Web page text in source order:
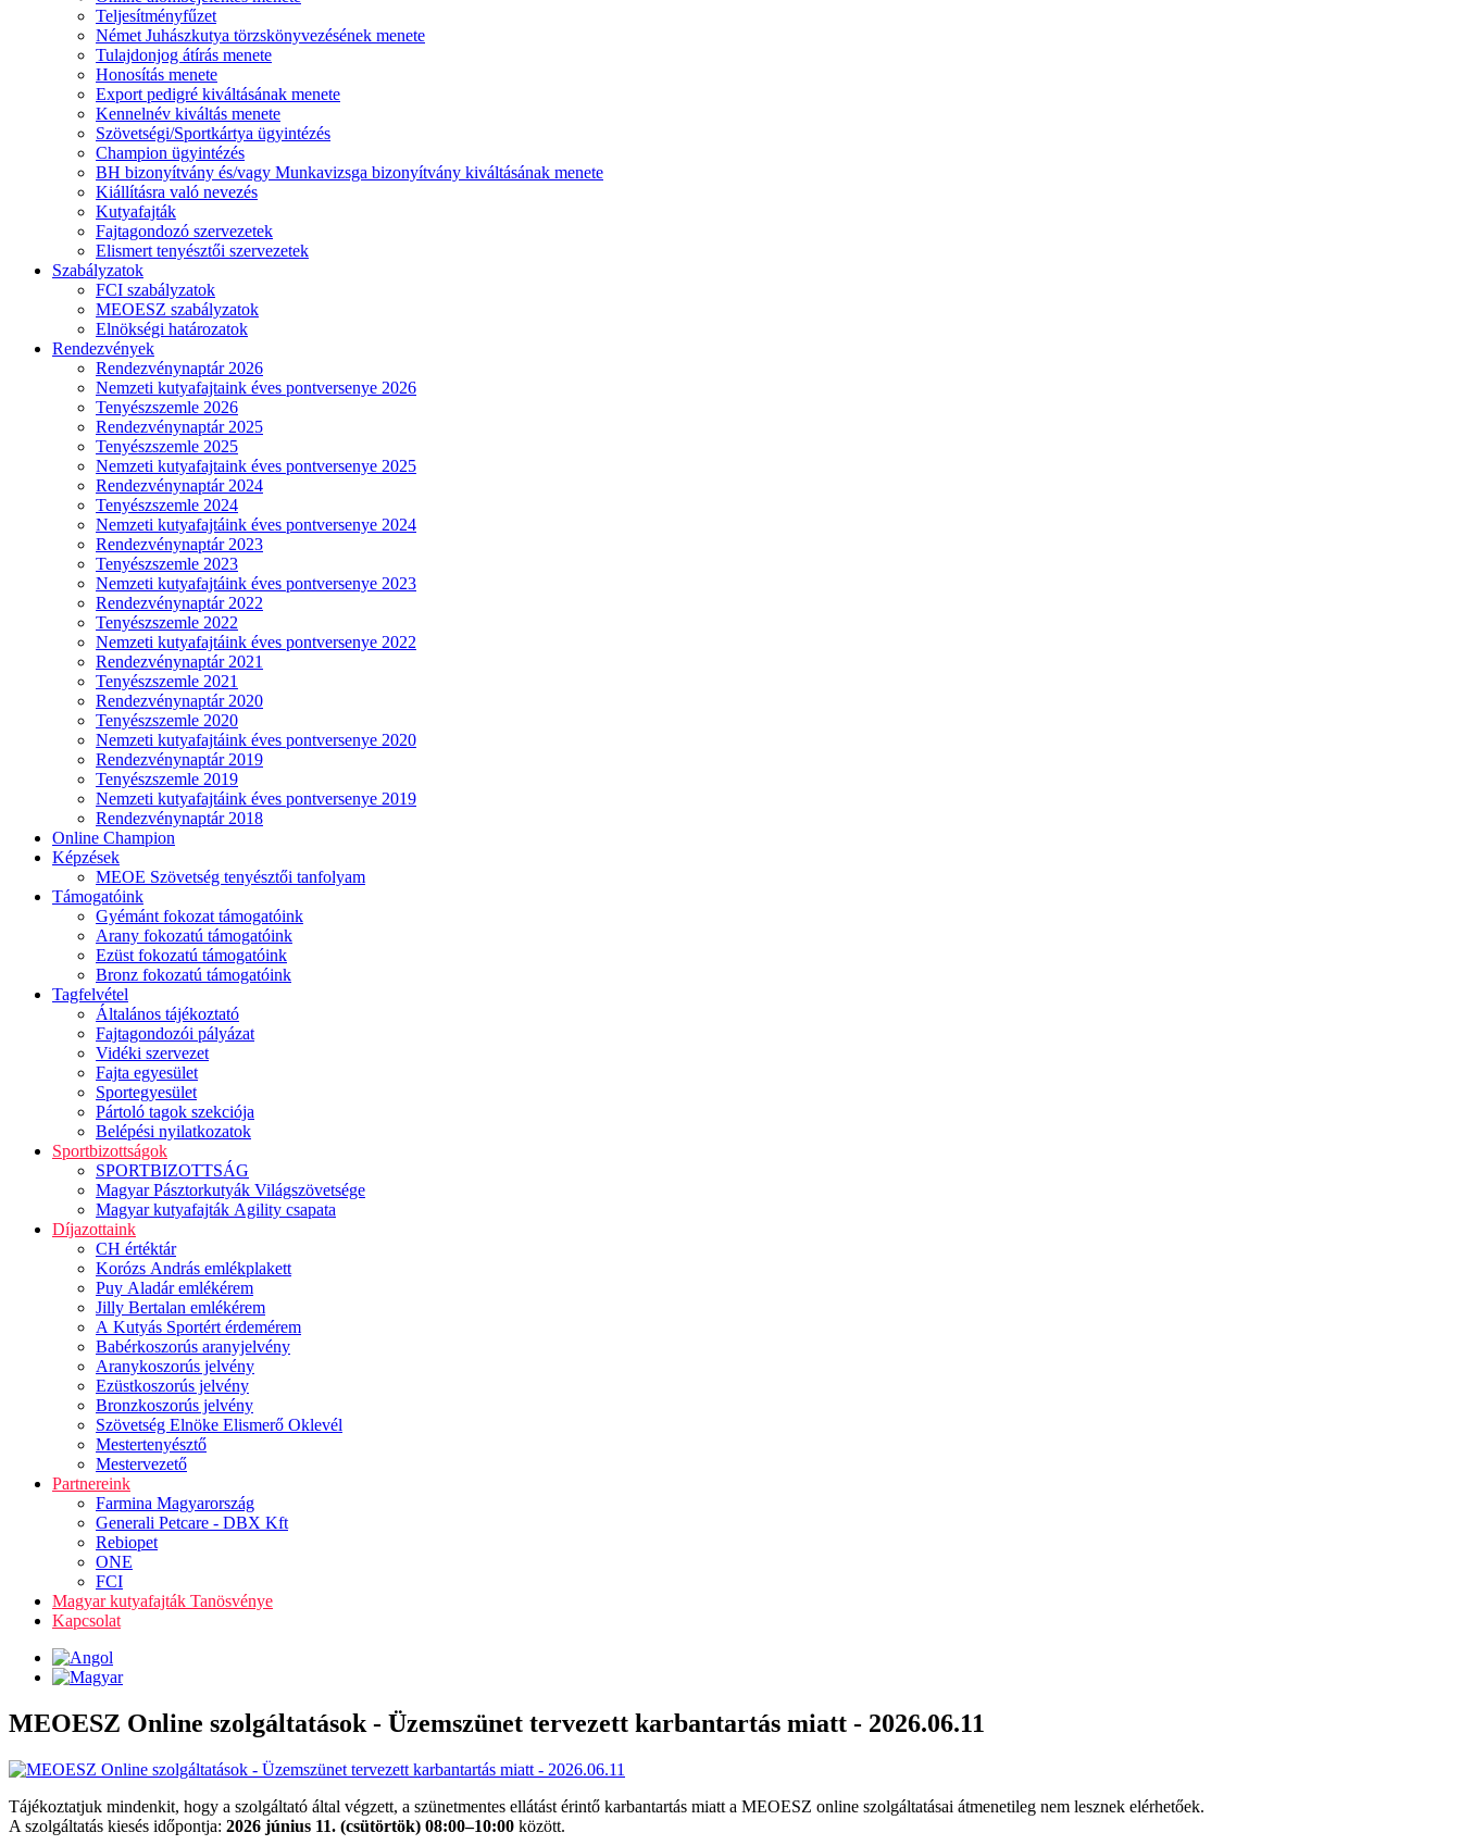
Teljesítményfűzet
Német Juhászkutya törzskönyvezésének menete
Tulajdonjog átírás menete
Honosítás menete
Export pedigré kiváltásának menete
Kennelnév kiváltás menete
Szövetségi/Sportkártya ügyintézés
Champion ügyintézés
BH bizonyítvány és/vagy Munkavizsga bizonyítvány kiváltásának menete
Kiállításra való nevezés
Kutyafajták
Fajtagondozó szervezetek
Elismert tenyésztői szervezetek
Szabályzatok
FCI szabályzatok
MEOESZ szabályzatok
Elnökségi határozatok
Rendezvények
Rendezvénynaptár 2026
Nemzeti kutyafajtaink éves pontversenye 2026
Tenyészszemle 2026
Rendezvénynaptár 2025
Tenyészszemle 2025
Nemzeti kutyafajtaink éves pontversenye 2025
Rendezvénynaptár 2024
Tenyészszemle 2024
Nemzeti kutyafajtáink éves pontversenye 2024
Rendezvénynaptár 2023
Tenyészszemle 2023
Nemzeti kutyafajtáink éves pontversenye 2023
Rendezvénynaptár 2022
Tenyészszemle 2022
Nemzeti kutyafajtáink éves pontversenye 2022
Rendezvénynaptár 2021
Tenyészszemle 2021
Rendezvénynaptár 2020
Tenyészszemle 2020
Nemzeti kutyafajtáink éves pontversenye 2020
Rendezvénynaptár 2019
Tenyészszemle 2019
Nemzeti kutyafajtáink éves pontversenye 2019
Rendezvénynaptár 2018
Online Champion
Képzések
MEOE Szövetség tenyésztői tanfolyam
Támogatóink
Gyémánt fokozat támogatóink
Arany fokozatú támogatóink
Ezüst fokozatú támogatóink
Bronz fokozatú támogatóink
Tagfelvétel
Általános tájékoztató
Fajtagondozói pályázat
Vidéki szervezet
Fajta egyesület
Sportegyesület
Pártoló tagok szekciója
Belépési nyilatkozatok
Sportbizottságok
SPORTBIZOTTSÁG
Magyar Pásztorkutyák Világszövetsége
Magyar kutyafajták Agility csapata
Díjazottaink
CH értéktár
Korózs András emlékplakett
Puy Aladár emlékérem
Jilly Bertalan emlékérem
A Kutyás Sportért érdemérem
Babérkoszorús aranyjelvény
Aranykoszorús jelvény
Ezüstkoszorús jelvény
Bronzkoszorús jelvény
Szövetség Elnöke Elismerő Oklevél
Mestertenyésztő
Mestervezető
Partnereink
Farmina Magyarország
Generali Petcare - DBX Kft
Rebiopet
ONE
FCI
Magyar kutyafajták Tanösvénye
Kapcsolat
MEOESZ Online szolgáltatások - Üzemszünet tervezett karbantartás miatt - 2026.06.11
Tájékoztatjuk mindenkit, hogy a szolgáltató által végzett, a szünetmentes ellátást érintő karbantartás miatt a MEOESZ online szolgáltatásai átmenetileg nem lesznek elérhetőek.
A szolgáltatás kiesés időpontja: 2026 június 11. (csütörtök) 08:00–10:00 között.